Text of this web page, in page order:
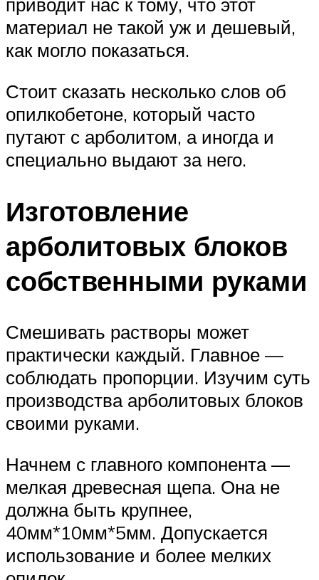
материал не такой уж и дешевый,
как могло показаться.
Стоит сказать несколько слов об
опилкобетоне, который часто
путают с арболитом, а иногда и
специально выдают за него.
Изготовление
арболитовых блоков
собственными руками
Смешивать растворы может
практически каждый. Главное —
соблюдать пропорции. Изучим суть
производства арболитовых блоков
своими руками.
Начнем с главного компонента —
мелкая древесная щепа. Она не
должна быть крупнее,
40мм*10мм*5мм. Допускается
использование и более мелких